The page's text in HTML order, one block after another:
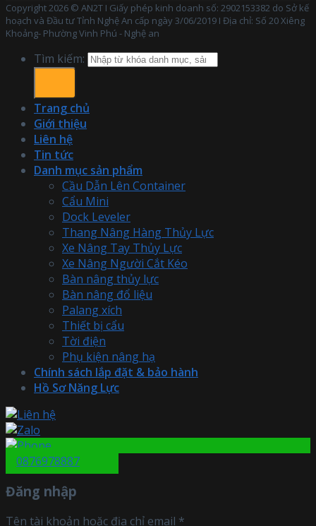
Copyright 2026 © AN2T I Giấy phép kinh doanh số: 2902153382 do Sở kế
hoạch và Đầu tư Tỉnh Nghệ An cấp ngày 3/06/2019 I Địa chỉ: Số 20 Xiêng
Khoảng- Phường Vinh Phú - Nghệ an
Tìm kiếm:
Trang chủ
Giới thiệu
Liên hệ
Tin tức
Danh mục sản phẩm
Cầu Dẫn Lên Container
Cẩu Mini
Dock Leveler
Thang Nâng Hàng Thủy Lực
Xe Nâng Tay Thủy Lực
Xe Nâng Người Cắt Kéo
Bàn nâng thủy lực
Bàn nâng đổ liệu
Palang xích
Thiết bị cẩu
Tời điện
Phụ kiện nâng hạ
Chính sách lắp đặt & bảo hành
Hồ Sơ Năng Lực
0876978887
Đăng nhập
Tên tài khoản hoặc địa chỉ email *